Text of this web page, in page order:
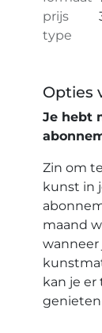
prijs
type
Opties
Je hebt
Zin om
kunst in
maand
wanneer
kan je er